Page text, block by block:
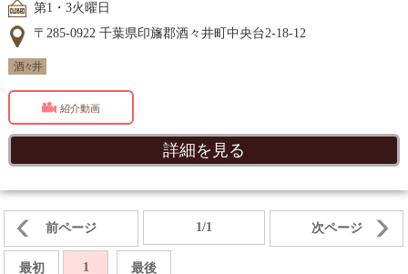
第1・3火曜日
〒285-0922 千葉県印旛郡酒々井町中央台2-18-12
酒々井
紹介動画
詳細を見る
前ページ 1/1 次ページ
最初 1 最後